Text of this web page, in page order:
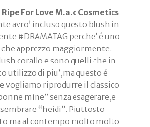
Ripe For Love M.a.c Cosmetics
avro’ incluso questo blush in
#DRAMATAG perche’ é uno
apprezzo maggiormente.
corallo e sono quelli che in
utilizzo di piu’,ma questo é
vogliamo riprodurre il classico
mine” senza esagerare,e
sembrare “heidi”. Piuttosto
ma al contempo molto molto